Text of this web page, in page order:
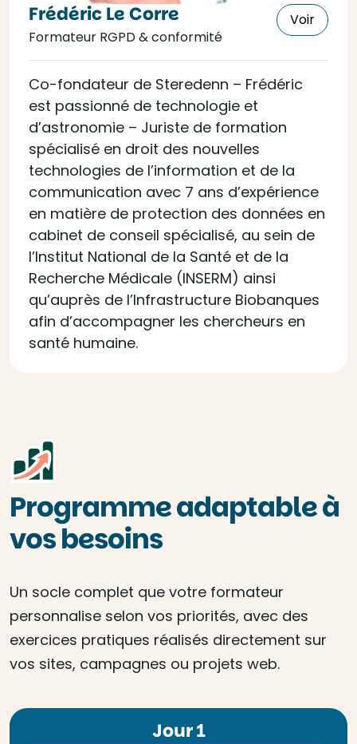
Frédéric Le Corre
Formateur RGPD & conformité
Voir
Co-fondateur de Steredenn – Frédéric
est passionné de technologie et
d’astronomie – Juriste de formation
spécialisé en droit des nouvelles
technologies de l’information et de la
communication avec 7 ans d’expérience
en matière de protection des données en
cabinet de conseil spécialisé, au sein de
l’Institut National de la Santé et de la
Recherche Médicale (INSERM) ainsi
qu’auprès de l’Infrastructure Biobanques
afin d’accompagner les chercheurs en
santé humaine.
Programme adaptable à
vos besoins
Un socle complet que votre formateur
personnalise selon vos priorités, avec des
exercices pratiques réalisés directement sur
vos sites, campagnes ou projets web.
Jour 1